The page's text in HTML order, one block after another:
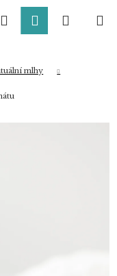
HledatPřihlášení
mlhy